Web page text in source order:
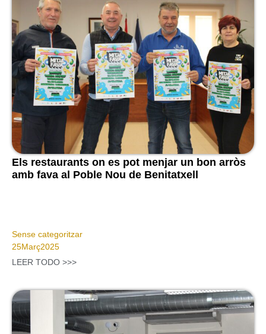
Els restaurants on es pot menjar un bon arròs
amb fava al Poble Nou de Benitatxell
Sense categoritzar
25Març2025
LEER TODO >>>